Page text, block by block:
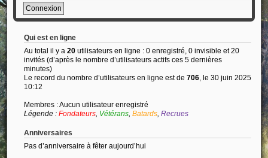
Qui est en ligne
Au total il y a 20utilisateurs en ligne : 0 enregistré, 0 invisible et 20
invités (d’après le nombre d’utilisateurs actifs ces 5 dernières
minutes)
Le record du nombre d’utilisateurs en ligne est de 706, le 30 juin 2025
10:12
Membres : Aucun utilisateur enregistré
Légende : Fondateurs, Vétérans, Batards, Recrues
Anniversaires
Pas d’anniversaire à fêter aujourd’hui